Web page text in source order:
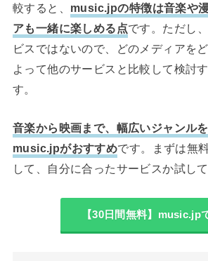
較すると、 music.jpの特徴は音楽や
アも一緒に楽しめる点です。ただし
ビスではないので、どのメディアを
よって他のサービスと比較して検討
す。
音楽から映画まで、幅広いジャンル
music.jpがおすすめです。まずは無
して、自分に合ったサービスか試し
【30日間無料】music.jp